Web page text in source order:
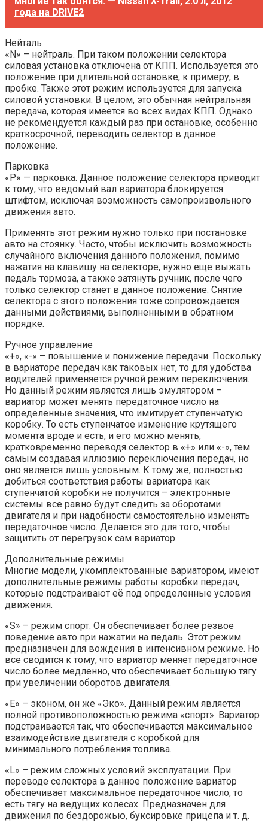
года на DRIVE2
Нейталь
«N» – нейтраль. При таком положении селектора
силовая установка отключена от КПП. Используется это
положение при длительной остановке, к примеру, в
пробке. Также этот режим используется для запуска
силовой установки. В целом, это обычная нейтральная
передача, которая имеется во всех видах КПП. Однако
не рекомендуется каждый раз при остановке, особенно
краткосрочной, переводить селектор в данное
положение.
Парковка
«P» — парковка. Данное положение селектора приводит
к тому, что ведомый вал вариатора блокируется
штифтом, исключая возможность самопроизвольного
движения авто.
Применять этот режим нужно только при постановке
авто на стоянку. Часто, чтобы исключить возможность
случайного включения данного положения, помимо
нажатия на клавишу на селекторе, нужно еще выжать
педаль тормоза, а также затянуть ручник, после чего
только селектор станет в данное положение. Снятие
селектора с этого положения тоже сопровождается
данными действиями, выполненными в обратном
порядке.
Ручное управление
«+», «-» – повышение и понижение передачи. Поскольку
в вариаторе передач как таковых нет, то для удобства
водителей применяется ручной режим переключения.
Но данный режим является лишь эмулятором –
вариатор может менять передаточное число на
определенные значения, что имитирует ступенчатую
коробку. То есть ступенчатое изменение крутящего
момента вроде и есть, и его можно менять,
кратковременно переводя селектор в «+» или «-», тем
самым создавая иллюзию переключения передач, но
оно является лишь условным. К тому же, полностью
добиться соответствия работы вариатора как
ступенчатой коробки не получится – электронные
системы все равно будут следить за оборотами
двигателя и при надобности самостоятельно изменять
передаточное число. Делается это для того, чтобы
защитить от перегрузок сам вариатор.
Дополнительные режимы
Многие модели, укомплектованные вариатором, имеют
дополнительные режимы работы коробки передач,
которые подстраивают её под определенные условия
движения.
«S» – режим спорт. Он обеспечивает более резвое
поведение авто при нажатии на педаль. Этот режим
предназначен для вождения в интенсивном режиме. Но
все сводится к тому, что вариатор меняет передаточное
число более медленно, что обеспечивает большую тягу
при увеличении оборотов двигателя.
«Е» – эконом, он же «Эко». Данный режим является
полной противоположностью режима «спорт». Вариатор
подстраивается так, что обеспечивается максимальное
взаимодействие двигателя с коробкой для
минимального потребления топлива.
«L» – режим сложных условий эксплуатации. При
переводе селектора в данное положение вариатор
обеспечивает максимальное передаточное число, то
есть тягу на ведущих колесах. Предназначен для
движения по бездорожью, буксировке прицепа и т. д.